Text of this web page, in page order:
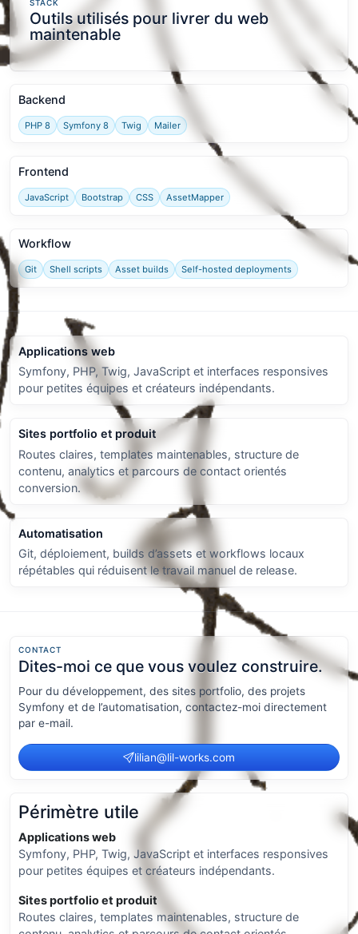
STACK
Outils utilisés pour livrer du web
maintenable
Backend
PHP 8 Symfony 8 Twig Mailer
Frontend
JavaScript Bootstrap CSS AssetMapper
Workflow
Git Shell scripts Asset builds Self-hosted deployments
Applications web
Symfony, PHP, Twig, JavaScript et interfaces responsives
pour petites équipes et créateurs indépendants.
Sites portfolio et produit
Routes claires, templates maintenables, structure de
contenu, analytics et parcours de contact orientés
conversion.
Automatisation
Git, déploiement, builds d’assets et workflows locaux
répétables qui réduisent le travail manuel de release.
CONTACT
Dites-moi ce que vous voulez construire.
Pour du développement, des sites portfolio, des projets
Symfony et de l’automatisation, contactez-moi directement
par e-mail.
lilian@lil-works.com
Périmètre utile
Applications web
Symfony, PHP, Twig, JavaScript et interfaces responsives
pour petites équipes et créateurs indépendants.
Sites portfolio et produit
Routes claires, templates maintenables, structure de